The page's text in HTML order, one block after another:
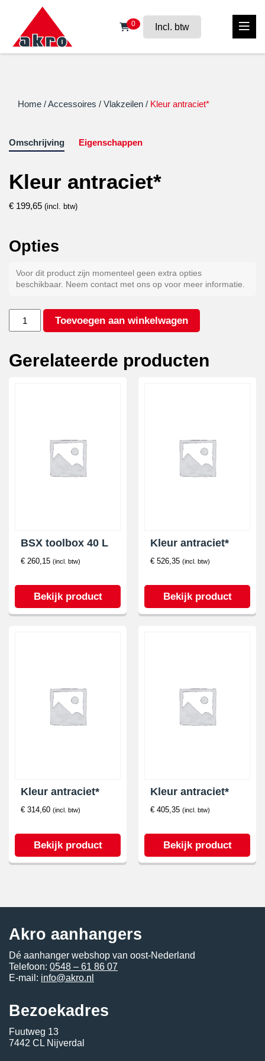
0 Incl. btw
Home /Accessoires / Vlakzeilen / Kleur antraciet*
Omschrijving Eigenschappen
Kleur antraciet*
€ 199,65 (incl. btw)
Opties
Voor dit product zijn momenteel geen extra opties
beschikbaar. Neem contact met ons op voor meer informatie.
antraciet*
Toevoegen aan winkelwagen
Gerelateerde producten
BSX toolbox 40 L
€ 260,15 (incl. btw)
Bekijk product
Kleur antraciet*
€ 526,35 (incl. btw)
Bekijk product
Kleur antraciet*
€ 314,60 (incl. btw)
Bekijk product
Kleur antraciet*
€ 405,35 (incl. btw)
Bekijk product
Akro aanhangers
Dé aanhanger webshop van oost-Nederland
Telefoon: 0548 – 61 86 07
E-mail: info@akro.nl
Bezoekadres
Fuutweg 13
7442 CL Nijverdal